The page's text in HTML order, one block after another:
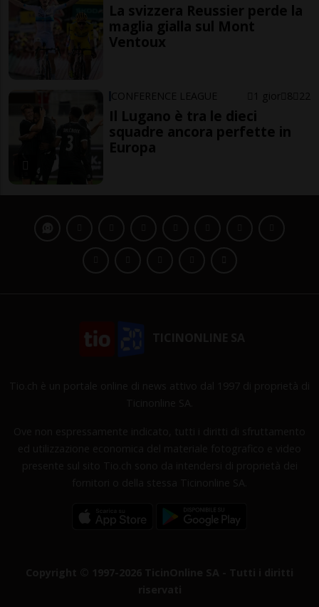
La svizzera Reussier perde la
maglia gialla sul Mont
Ventoux
CONFERENCE LEAGUE 1 gior 8 22
Il Lugano è tra le dieci
squadre ancora perfette in
Europa